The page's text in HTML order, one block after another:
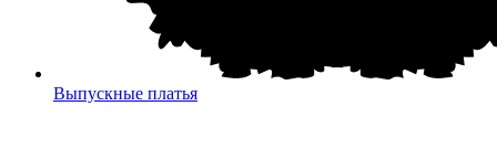
Выпускные платья